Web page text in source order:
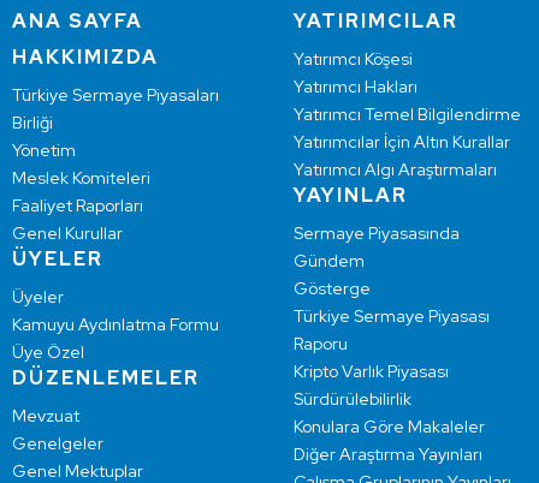
ANA SAYFA
HAKKIMIZDA
Türkiye Sermaye Piyasaları
Birliği
Yönetim
Meslek Komiteleri
Faaliyet Raporları
Genel Kurullar
ÜYELER
Üyeler
Kamuyu Aydınlatma Formu
Üye Özel
DÜZENLEMELER
Mevzuat
Genelgeler
Genel Mektuplar
YATIRIMCILAR
Yatırımcı Köşesi
Yatırımcı Hakları
Yatırımcı Temel Bilgilendirme
Yatırımcılar İçin Altın Kurallar
Yatırımcı Algı Araştırmaları
YAYINLAR
Sermaye Piyasasında
Gündem
Gösterge
Türkiye Sermaye Piyasası
Raporu
Kripto Varlık Piyasası
Sürdürülebilirlik
Konulara Göre Makaleler
Diğer Araştırma Yayınları